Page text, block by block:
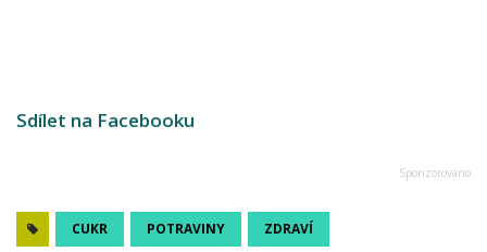
Sdílet na Facebooku
CUKR POTRAVINY ZDRAVÍ